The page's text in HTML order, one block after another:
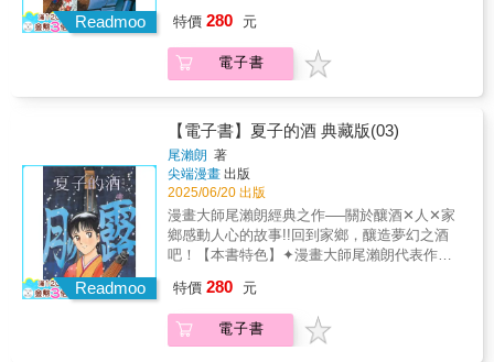
Readmoo
劇集的經典釀酒之作！✦放大開本為25K，輕鬆
提升閱讀體驗，暢遊日本酒的世界✦收錄豪華
彩頁，重現尾瀨朗老師精美繪圖✦書末收錄由
她計劃讓當地人一起種植和培育更多的龍錦，
但大家卻因不想承擔辛苦，遲遲沒有給出好回
應。 正當夏子感到氣餒，幾乎要放棄時，一兩
位支持者開始出現。然而，就在這個關鍵時
刻，她最重要的顧問──宮川爺爺卻摔斷了骨
頭。更糟糕的是，颱風也隨之來襲。
特價 280 元
電子書
Readmoo
【電子書】夏子的酒 典藏版(03)
尾瀨朗 著
尖端漫畫 出版
2025/06/20 出版
漫畫大師尾瀨朗經典之作──關於釀酒✕人✕家
鄉感動人心的故事!!回到家鄉，釀造夢幻之酒
吧！【本書特色】✦漫畫大師尾瀨朗代表作，
劇集的經典釀酒之作！✦放大開本為25K，輕鬆
提升閱讀體驗，暢遊日本酒的世界✦收錄豪華
彩頁，重現尾瀨朗老師精美繪圖✦書末收錄由
特價 280 元
電子書